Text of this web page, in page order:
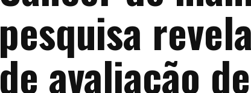
pesquisa
de avaliação